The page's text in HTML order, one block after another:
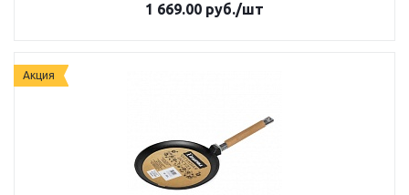
1 669.00 руб./шт
Акция